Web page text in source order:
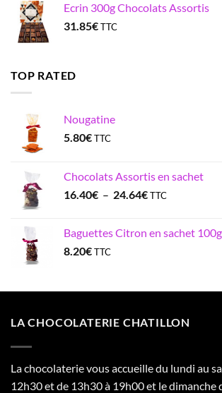
Ecrin 300g Chocolats Assortis
31.85€TTC
TOP RATED
Nougatine
5.80€TTC
Chocolats Assortis en sachet
16.40€ – 24.64€Plage
16.40€
TTC
Baguettes Citron en sachet 100g
8.20€TTC
LA CHOCOLATERIE CHATILLON
La chocolaterie vous accueille du lundi au
12h30 et de 13h30 à 19h00 et le dimanche